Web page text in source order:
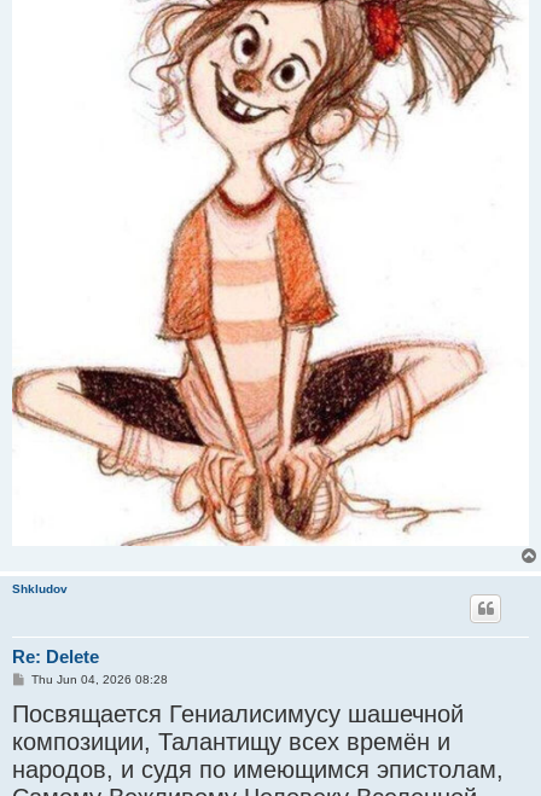
Shkludov
Re: Delete
P
s
t
Thu Jun 04, 2026 08:28
Посвящается Гениалисимусу шашечной
композиции, Талантищу всех времён и
народов, и судя по имеющимся эпистолам,